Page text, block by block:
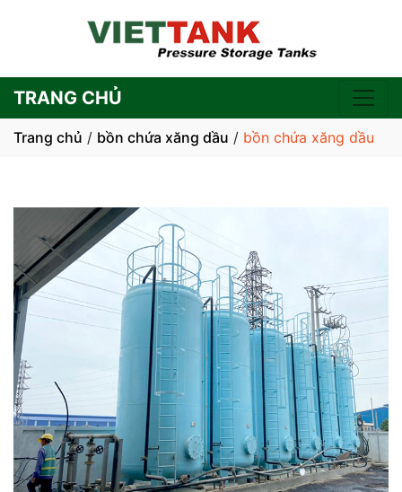
TRANG CHỦ
Trang chủ / bồn chứa xăng dầu / bồn chứa xăng dầu